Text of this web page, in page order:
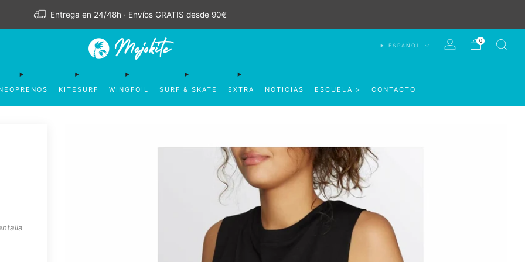
Entrega en 24/48h · Envíos GRATIS desde 90€
KITESURF WINGFOIL SURF & SKATE EXTRA NOTICIAS ESCUELA > CONTACTO
ESPAÑOL
0